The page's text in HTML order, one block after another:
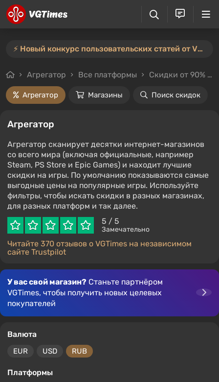
⚡️ Новый конкурс пользовательских статей от VGTimes — участвуйте тут ⚡️
Агрегатор Все платформы Скидки от 90%
Агрегатор Магазины Поиск скидок
Агрегатор
Агрегатор сканирует десятки интернет-магазинов
со всего мира (включая официальные, например
Steam, PS Store и Epic Games) и находит лучшие
скидки на игры. По умолчанию показываются самые
выгодные цены на популярные игры. Используйте
фильтры, чтобы искать скидки в разных магазинах,
для разных платформ и так далее.
5 / 5
Замечательно
Читайте 370 отзывов о VGTimes на независимом
сайте Trustpilot
У вас свой магазин? Станьте партнёром
VGTimes, чтобы получить новых целевых
покупателей
Валюта
EUR USD RUB
Платформы